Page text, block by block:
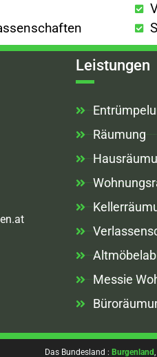
Leistungen
Räumung
Messie
Das Bundesland : Burgenland